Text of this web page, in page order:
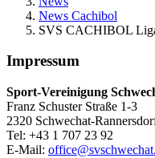
News Cachibol
SVS CACHIBOL
Impressum
Sport-Vereinigung
Franz Schuster Straße 1-3
2320 Schwechat-
Tel: +43 1 707 23 92
E-Mail: